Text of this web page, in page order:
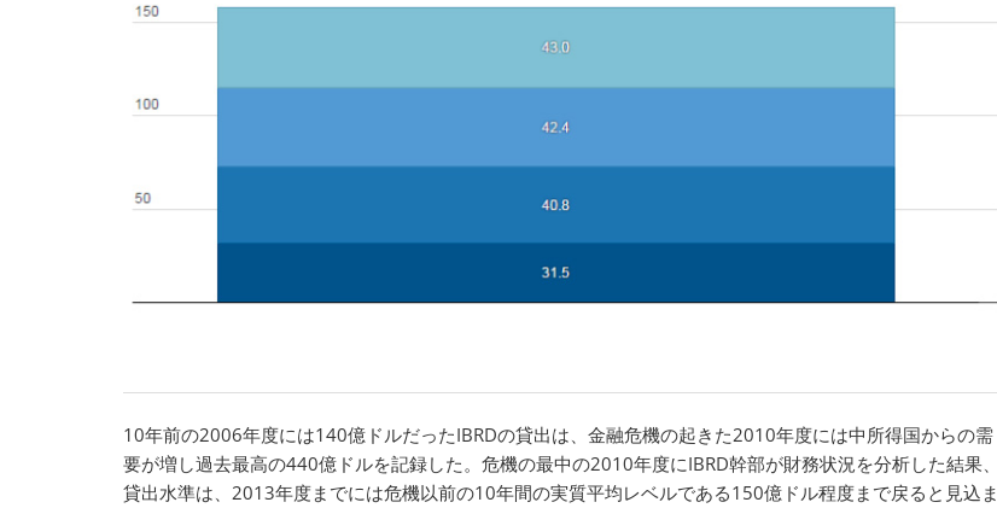
10年前の2006年度には140億ドルだったIBRDの貸出は、金融危機の起きた2010年度には中所得国からの需
要が増し過去最高の440億ドルを記録した。危機の最中の2010年度にIBRD幹部が財務状況を分析した結果、
貸出水準は、2013年度までには危機以前の10年間の実質平均レベルである150億ドル程度まで戻ると見込ま